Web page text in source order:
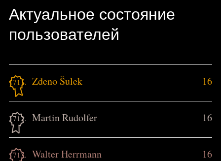
Актуальное состояние
пользователей
1711. Zdeno Šulek 16
1712. Martin Rudolfer 16
1713. Walter Herrmann 16